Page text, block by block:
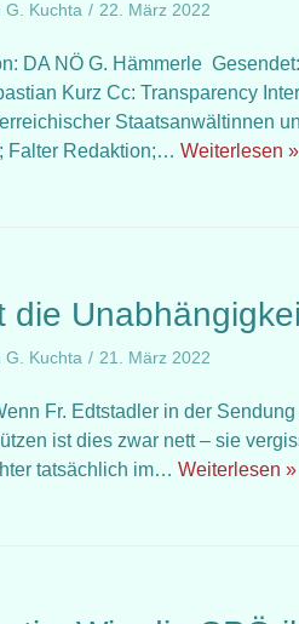
G. Kuchta 22. März 2022
DA NÖ G. Hämmerle
Kurz Cc: Transparency
Staatsanwältinnen
Falter Redaktion;… Weiterlesen »
die
G. Kuchta 21. März 2022
Fr. Edtstadler in der Sendung
ist dies zwar nett – sie
tatsächlich im… Weiterlesen »